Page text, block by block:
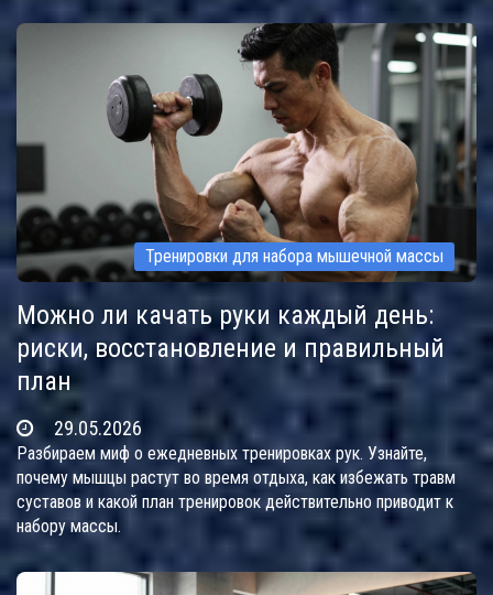
Тренировки для набора мышечной массы
Можно ли качать руки каждый день:
риски, восстановление и правильный
план
29.05.2026
Разбираем миф о ежедневных тренировках рук. Узнайте,
почему мышцы растут во время отдыха, как избежать травм
суставов и какой план тренировок действительно приводит к
набору массы.